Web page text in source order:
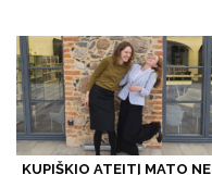
KUPIŠKIO ATEITĮ MATO NE